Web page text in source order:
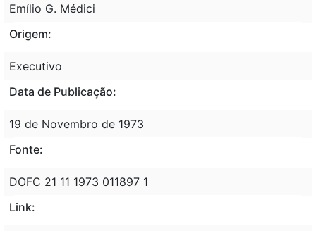
Emílio G. Médici
Origem:
Executivo
Data de Publicação:
19 de Novembro de 1973
Fonte:
DOFC 21 11 1973 011897 1
Link: